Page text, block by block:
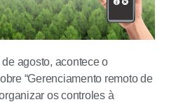
agosto, acontece o
“Gerenciamento remoto de
os controles à